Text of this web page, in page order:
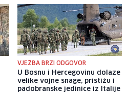
VJEŽBA BRZI ODGOVOR
U Bosnu i Hercegovinu dolaze
velike vojne snage, pristižu i
padobranske jedinice iz Italije